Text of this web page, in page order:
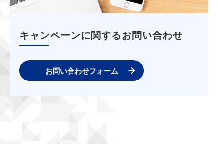
キャンペーンに関するお問い合わせ
お問い合わせフォーム